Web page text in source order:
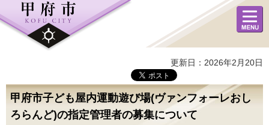
メニュ
ー
更新日：2026年2月20日
甲府市子ども屋内運動遊び場(ヴァンフォーレおし
ろらんど)の指定管理者の募集について